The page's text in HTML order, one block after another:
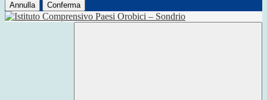
Annulla Conferma